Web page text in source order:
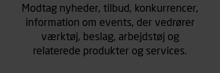
Modtag nyheder, tilbud, konkurrencer,
information om events, der vedrører
værktøj, beslag, arbejdstøj og
relaterede produkter og services.